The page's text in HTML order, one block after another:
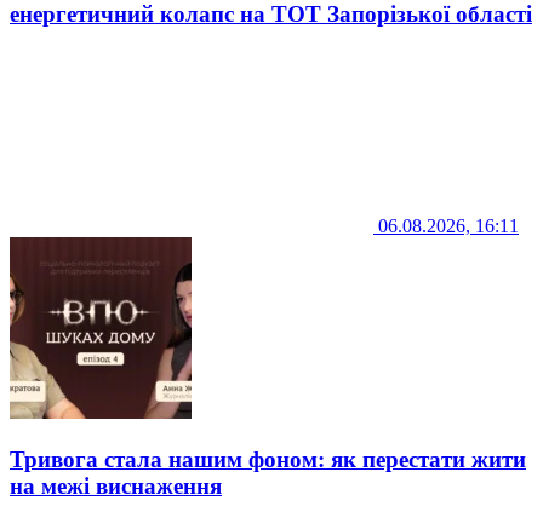
енергетичний колапс на ТОТ Запорізької області
06.08.2026, 16:11
Тривога стала нашим фоном: як перестати жити
на межі виснаження